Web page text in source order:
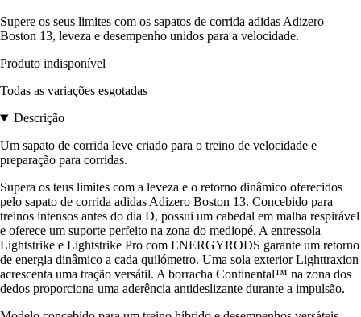
Supere os seus limites com os sapatos de corrida adidas Adizero
Boston 13, leveza e desempenho unidos para a velocidade.
Produto indisponível
Todas as variações esgotadas
Descrição
Um sapato de corrida leve criado para o treino de velocidade e
preparação para corridas.
Supera os teus limites com a leveza e o retorno dinâmico oferecidos
pelo sapato de corrida adidas Adizero Boston 13. Concebido para
treinos intensos antes do dia D, possui um cabedal em malha respirável
e oferece um suporte perfeito na zona do mediopé. A entressola
Lightstrike e Lightstrike Pro com ENERGYRODS garante um retorno
de energia dinâmico a cada quilómetro. Uma sola exterior Lighttraxion
acrescenta uma tração versátil. A borracha Continental™ na zona dos
dedos proporciona uma aderência antideslizante durante a impulsão.